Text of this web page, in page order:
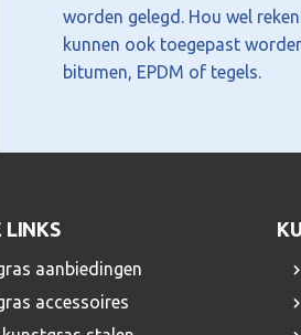
worden gelegd. Hou wel
kunnen ook toegepast
bitumen, EPDM of tegels.
LINKS
aanbiedingen
accessoires